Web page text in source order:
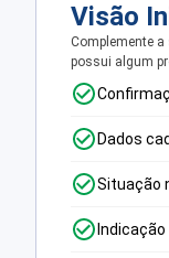
Visão
Complemente
possui algum
Dados
Situação